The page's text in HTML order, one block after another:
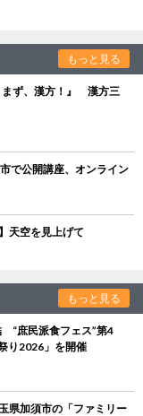
もっと見る
まず、漢方！』 漢方三
で公開講座、オンライン
天空を見上げて
もっと見る
“庶民派食フェス”第4
り2026」を開催
県加須市の「ファミリー